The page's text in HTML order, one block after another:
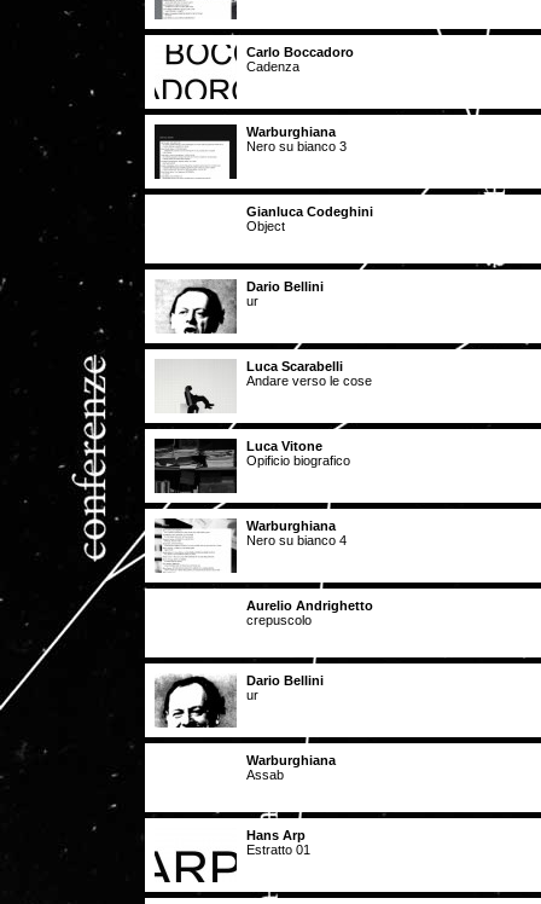
Carlo Boccadoro
Cadenza
Warburghiana
Nero su bianco 3
Gianluca Codeghini
Object
Dario Bellini
ur
Luca Scarabelli
Andare verso le cose
Luca Vitone
Opificio biografico
Warburghiana
Nero su bianco 4
Aurelio Andrighetto
crepuscolo
Dario Bellini
ur
Warburghiana
Assab
Hans Arp
Estratto 01